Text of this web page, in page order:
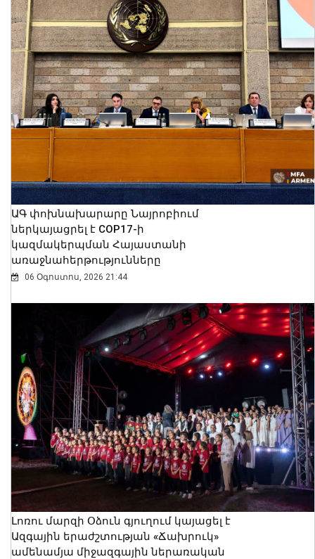
ԱԳ փոխնախարարը Նայրոբիում
ներկայացրել է COP17-ի
կազմակերպման Հայաստանի
առաջնահերթությունները
06 Օգոստոս, 2026 21:44
Լոռու մարզի Օձուն գյուղում կայացել է
Ազգային երաժշտության «Ճախրուկ»
ամենամյա միջազգային ներառական